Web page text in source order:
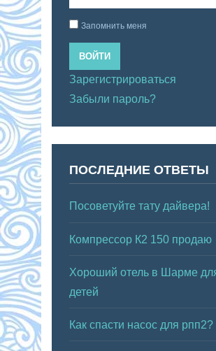
Запомнить меня
ВОЙТИ
Зарегистрироваться
Забыли пароль?
ПОСЛЕДНИЕ ОТВЕТЫ
Посоветуйте тату дайвера!
Компрессор К2 150 продаю
Хороший отель в Шарме
детей
Как спасти насос для рпп2?